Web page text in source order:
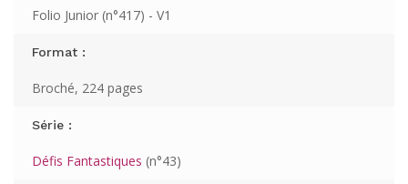
Folio Junior (n°417) - V1
Format :
Broché, 224 pages
Série :
Défis Fantastiques (n°43)